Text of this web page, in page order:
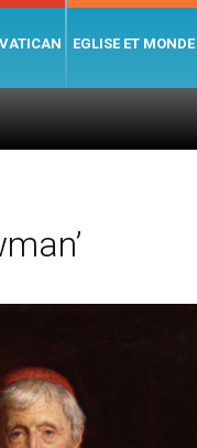
EGLISE ET MONDE